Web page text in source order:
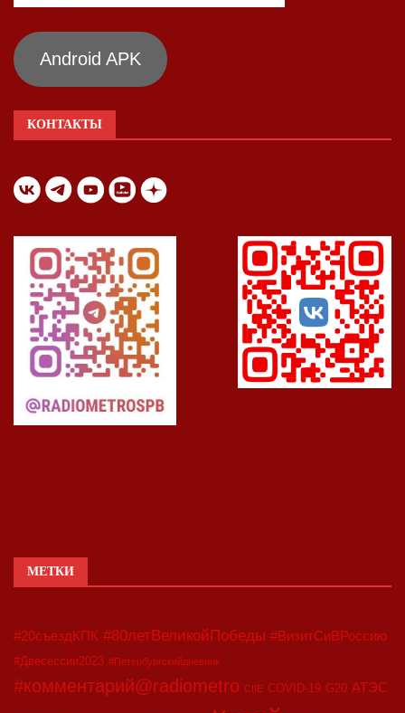
Android APK
КОНТАКТЫ
МЕТКИ
#20съездКПК #80летВеликойПобеды #ВизитСиВРоссию
#Двесессии2023 #Петербургскийдневник
#комментарий@radiometro CIIE COVID-19 G20 АТЭС